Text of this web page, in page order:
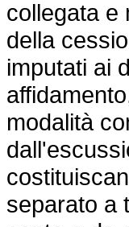
collegata e
della
imputati ai
modalità
separato a